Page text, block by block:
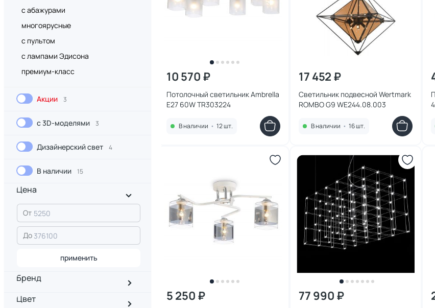
с абажурами
многоярусные
с пультом
с лампами Эдисона
премиум-класс
Акции 3
с 3D-моделями 3
Дизайнерский свет 4
В наличии 15
Цена
От
До
применить
Бренд
Цвет
10 570 ₽
Потолочный светильник Ambrella
E27 60W TR303224
В наличии • 12 шт.
17 452 ₽
Светильник подвесной Wertmark
ROMBO G9 WE244.08.003
В наличии • 16 шт.
5 250 ₽ 77 990 ₽